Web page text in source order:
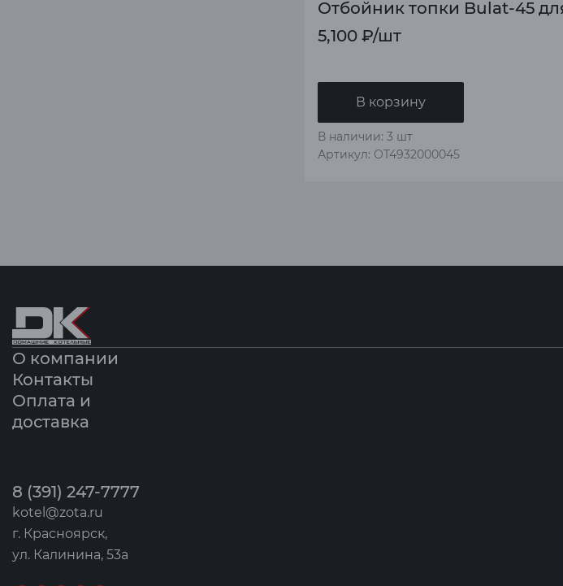
Отбойник топки Bulat-45
5,100 ₽/шт
В корзину
В наличии: 3 шт
Артикул: OT4932000045
О компании
Контакты
Оплата и
доставка
8 (391) 247-7777
kotel@zota.ru
г. Красноярск,
ул. Калинина, 53а